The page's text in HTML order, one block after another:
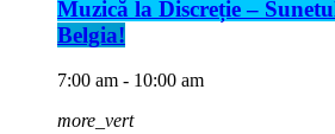
Muzică la Discreție –
Belgia!
7:00 am - 10:00 am
more_vert